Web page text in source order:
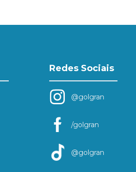
Redes Sociais
@golgran
/golgran
@golgran